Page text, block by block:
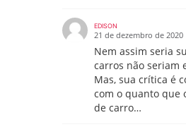
EDISON
21 de dezembro de 2020
Nem assim seria
carros não seriam
Mas, sua crítica é
com o quanto que
de carro…